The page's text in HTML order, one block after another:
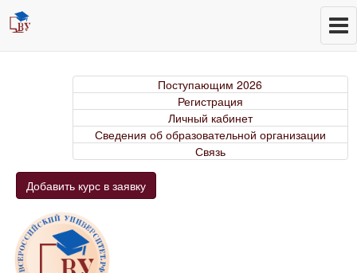
Поступающим 2026
Регистрация
Личный кабинет
Сведения об образовательной организации
Связь
Добавить курс в заявку